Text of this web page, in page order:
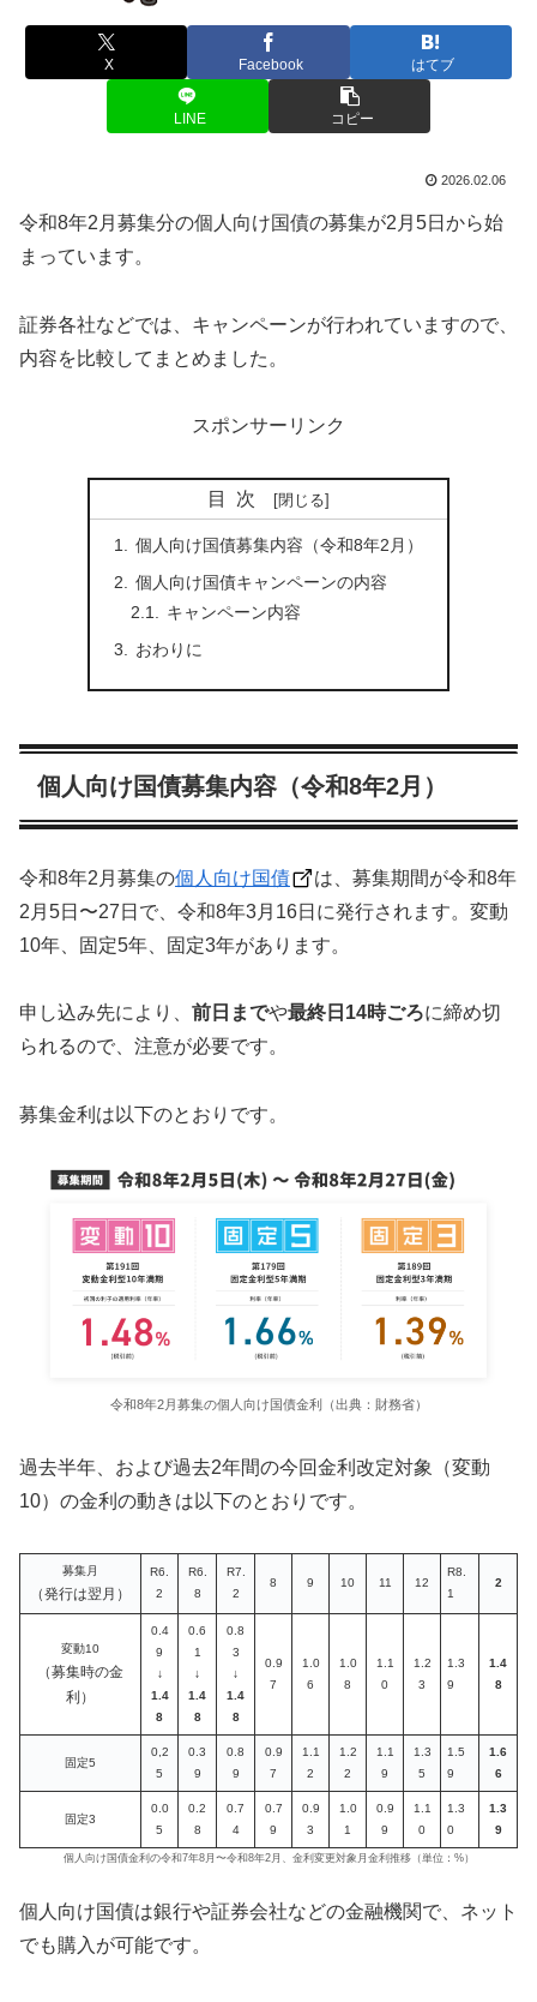
X Facebook はてブ
LINE コピー
2026.02.06
令和8年2月募集分の個人向け国債の募集が2月5日から始
まっています。
証券各社などでは、キャンペーンが行われていますので、
内容を比較してまとめました。
スポンサーリンク
目次
個人向け国債募集内容（令和8年2月）
個人向け国債キャンペーンの内容
キャンペーン内容
おわりに
個人向け国債募集内容（令和8年2月）
令和8年2月募集の個人向け国債
は、募集期間が令和8年
2月5日〜27日で、令和8年3月16日に発行されます。変動
10年、固定5年、固定3年があります。
申し込み先により、 前日までや最終日14時ごろに締め切
られるので、注意が必要です。
募集金利は以下のとおりです。
令和8年2月募集の個人向け国債金利（出典：財務省）
過去半年、および過去2年間の今回金利改定対象（変動
10）の金利の動きは以下のとおりです。
募集月
（発行は翌月）
R6.
2
R6.
8
R7.
2
8 9 10 11 12
R8.
1
2
変動10
（募集時の金
利）
0.4
9
↓
1.4
8
0.6
1
↓
1.4
8
0.8
3
↓
1.4
8
0.9
7
1.0
6
1.0
8
1.1
0
1.2
3
1.3
9
1.4
8
固定5
0,2
5
0.3
9
0.8
9
0.9
7
1.1
2
1.2
2
1.1
9
1.3
5
1.5
9
1.6
6
固定3
0.0
5
0.2
8
0.7
4
0.7
9
0.9
3
1.0
1
0.9
9
1.1
0
1.3
0
1.3
9
個人向け国債金利の令和7年8月〜令和8年2月、金利変更対象月金利推移（単位：%）
個人向け国債は銀行や証券会社などの金融機関で、ネット
でも購入が可能です。